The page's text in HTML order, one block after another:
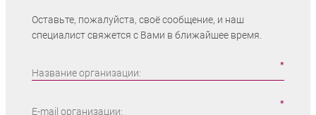
Оставьте, пожалуйста, своё сообщение, и наш
специалист свяжется с Вами в ближайшее время.
Название организации:
E-mail организации: